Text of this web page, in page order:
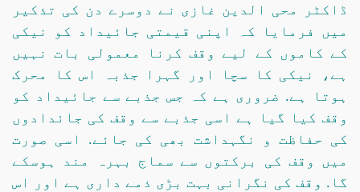
ڈاکٹر محی الدین غازی نے دوسرے دن کی تذکیر
میں فرمایا کہ اپنی قیمتی جائیداد کو نیکی
کے کاموں کے لیے وقف کرنا معمولی بات نہیں
ہے، نیکی کا سچا اور گہرا جذبہ اس کا محرک
ہوتا ہے. ضروری ہے کہ جس جذبے سے جائیداد کو
وقف کیا گیا ہے اسی جذبے سے وقف کی جائدادوں
کی حفاظت و نگہداشت بھی کی جائے. اسی صورت
میں وقف کی برکتوں سے سماج بہرہ مند ہوسکے
گا. وقف کی نگرانی بہت بڑی ذمے داری ہے اور اس